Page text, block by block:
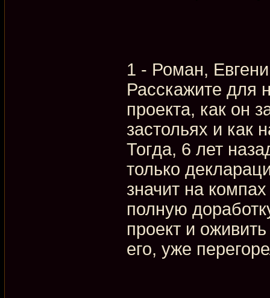
1 - Роман,
Расскажите для
проекта, как он
застольях и как
Тогда, 6 лет
только
значит на
полную
проект и
его, уже